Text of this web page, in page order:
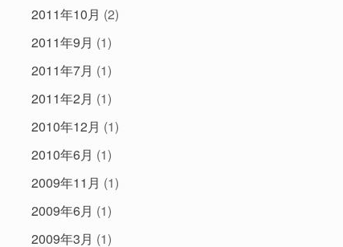
2011年10月 (2)
2011年9月 (1)
2011年7月 (1)
2011年2月 (1)
2010年12月 (1)
2010年6月 (1)
2009年11月 (1)
2009年6月 (1)
2009年3月 (1)